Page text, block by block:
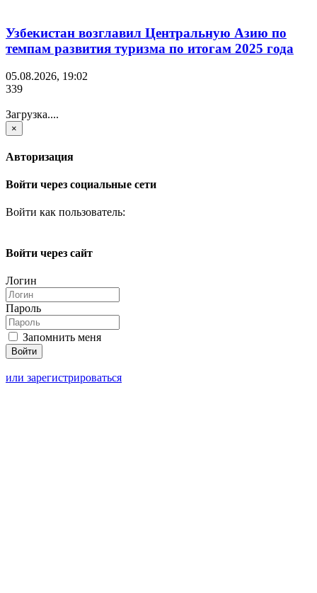
Узбекистан возглавил Центральную Азию по
темпам развития туризма по итогам 2025 года
05.08.2026, 19:02
339
Загрузка....
×
Авторизация
Войти через социальные сети
Войти как пользователь:
Войти через сайт
Логин
Пароль
Запомнить меня
или зарегистрироваться